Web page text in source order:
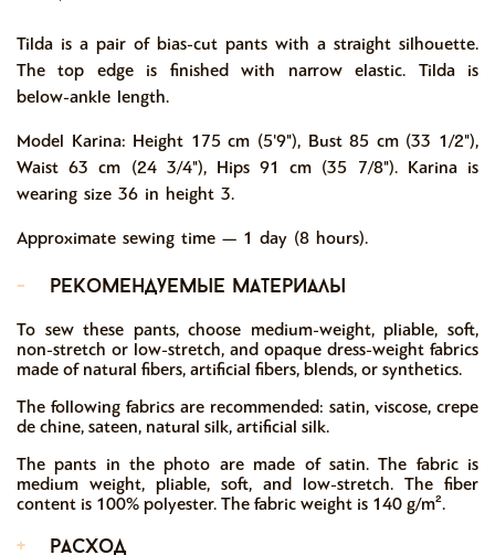
Tilda is a pair of bias-cut pants with a straight silhouette.
The top edge is finished with narrow elastic. Tilda is
below-ankle length.
Model Karina: Height 175 cm (5'9"), Bust 85 cm (33 1/2"),
Waist 63 cm (24 3/4"), Hips 91 cm (35 7/8"). Karina is
wearing size 36 in height 3.
Approximate sewing time — 1 day (8 hours).
-
рекомендуемые материалы
To sew these pants, choose medium-weight, pliable, soft,
non-stretch or low-stretch, and opaque dress-weight fabrics
made of natural fibers, artificial fibers, blends, or synthetics.
The following fabrics are recommended: satin, viscose, crepe
de chine, sateen, natural silk, artificial silk.
The pants in the photo are made of satin. The fabric is
medium weight, pliable, soft, and low-stretch. The fiber
content is 100% polyester. The fabric weight is 140 g/m².
+
расход